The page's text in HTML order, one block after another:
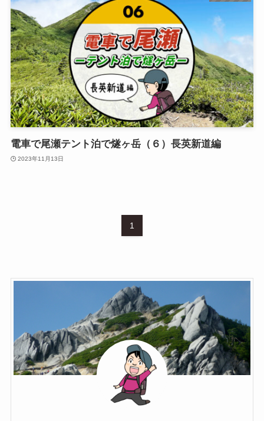
電車で尾瀬テント泊で燧ヶ岳（６）長英新道編
2023年11月13日
1